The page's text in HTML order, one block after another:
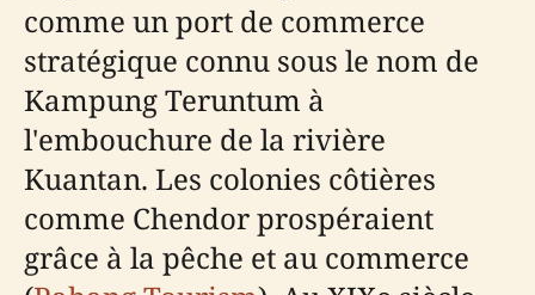
comme un port de commerce
stratégique connu sous le nom de
Kampung Teruntum à
l'embouchure de la rivière
Kuantan. Les colonies côtières
comme Chendor prospéraient
grâce à la pêche et au commerce